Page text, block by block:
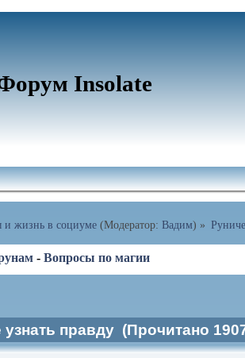
Insolate
и жизнь в социуме(Модератор: Вадим) »
-Вопросы по магии
правду (Прочитано